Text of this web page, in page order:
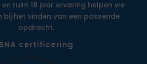
ruim 18 jaar ervaring helpen we
bij het vinden van een passende
opdracht.
SNA certificering